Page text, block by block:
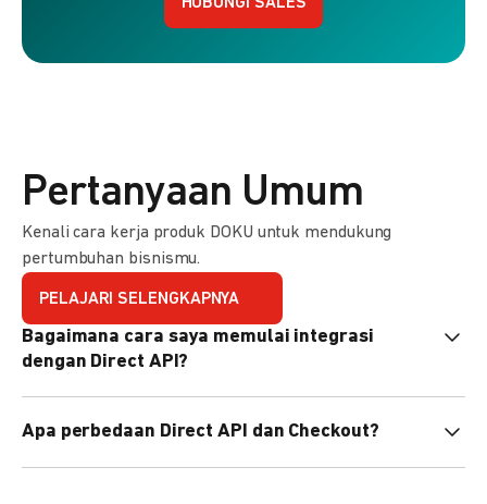
HUBUNGI SALES
Pertanyaan Umum
Kenali cara kerja produk DOKU untuk mendukung
pertumbuhan bisnismu.
PELAJARI SELENGKAPNYA
Bagaimana cara saya memulai integrasi
dengan Direct API?
pemrograman untuk membantu integrasi Anda. Pelajari
Apa perbedaan Direct API dan Checkout?